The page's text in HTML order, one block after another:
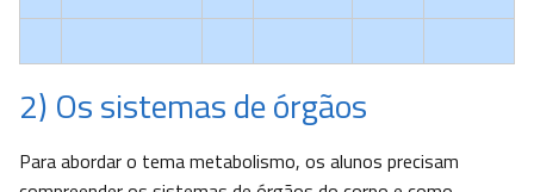
2) Os sistemas de órgãos
Para abordar o tema metabolismo, os alunos precisam